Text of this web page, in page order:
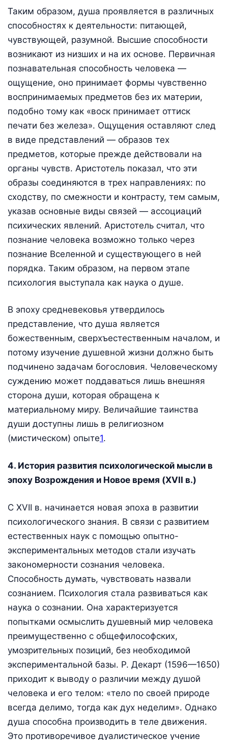
Таким образом, душа проявляется в различных
способностях к деятельности: питающей,
чувствующей, разумной. Высшие способности
возникают из низших и на их основе. Первичная
познавательная способность человека —
ощущение, оно принимает формы чувственно
воспринимаемых предметов без их материи,
подобно тому как «воск принимает оттиск
печати без железа». Ощущения оставляют след
в виде представлений — образов тех
предметов, которые прежде действовали на
органы чувств. Аристотель показал, что эти
образы соединяются в трех направлениях: по
сходству, по смежности и контрасту, тем самым,
указав основные виды связей — ассоциаций
психических явлений. Аристотель считал, что
познание человека возможно только через
познание Вселенной и существующего в ней
порядка. Таким образом, на первом этапе
психология выступала как наука о душе.
В эпоху средневековья утвердилось
представление, что душа является
божественным, сверхъестественным началом, и
потому изучение душевной жизни должно быть
подчинено задачам богословия. Человеческому
суждению может поддаваться лишь внешняя
сторона души, которая обращена к
материальному миру. Величайшие таинства
души доступны лишь в религиозном
(мистическом) опыте1.
4. История развития психологической мысли в
эпоху Возрождения и Новое время (XVII в.)
С XVII в. начинается новая эпоха в развитии
психологического знания. В связи с развитием
естественных наук с помощью опытно-
экспериментальных методов стали изучать
закономерности сознания человека.
Способность думать, чувствовать назвали
сознанием. Психология стала развиваться как
наука о сознании. Она характеризуется
попытками осмыслить душевный мир человека
преимущественно с общефилософских,
умозрительных позиций, без необходимой
экспериментальной базы. Р. Декарт (1596—1650)
приходит к выводу о различии между душой
человека и его телом: «тело по своей природе
всегда делимо, тогда как дух неделим». Однако
душа способна производить в теле движения.
Это противоречивое дуалистическое учение